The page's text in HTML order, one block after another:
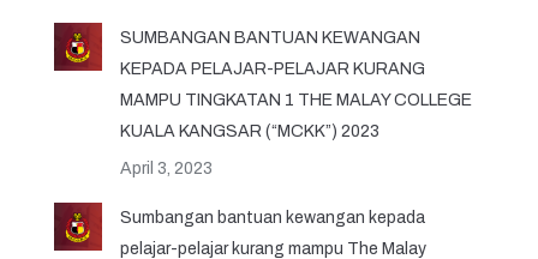
SUMBANGAN BANTUAN KEWANGAN
KEPADA PELAJAR-PELAJAR KURANG
MAMPU TINGKATAN 1 THE MALAY COLLEGE
KUALA KANGSAR (“MCKK”) 2023
April 3, 2023
Sumbangan bantuan kewangan kepada
pelajar-pelajar kurang mampu The Malay